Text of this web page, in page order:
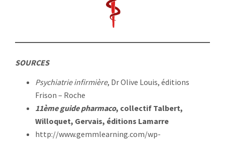
SOURCES
Psychiatrie infirmière, Dr Olive Louis, éditions
Frison – Roche
11ème guide pharmaco, collectif Talbert,
Willoquet, Gervais, éditions Lamarre
http://www.gemmlearning.com/wp-